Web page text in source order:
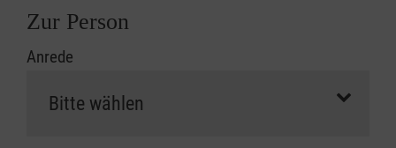
Zur Person
Anrede